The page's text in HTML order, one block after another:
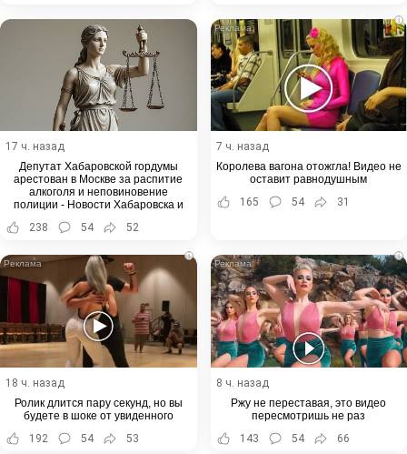
17 ч. назад
Депутат Хабаровской гордумы
арестован в Москве за распитие
алкоголя и неповиновение
полиции - Новости Хабаровска и
238 54 52
i
7 ч. назад
Королева вагона отожгла! Видео не
оставит равнодушным
165
54 31
i
18 ч. назад
Ролик длится пару секунд, но вы
будете в шоке от увиденного
192
54 53
i
8 ч. назад
Ржу не переставая, это видео
пересмотришь не раз
143
54 66